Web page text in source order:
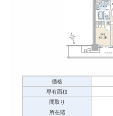
価格
専有面積
間取り
所在階